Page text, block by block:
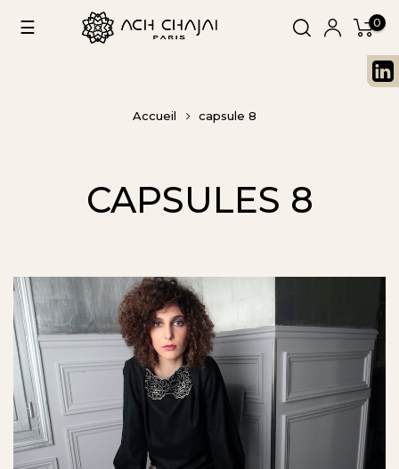
Basculer
☰ 0
Accueil capsule 8
CAPSULES 8